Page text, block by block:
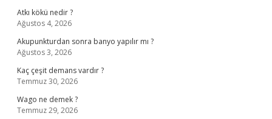
Atkı kökü nedir ?
Ağustos 4, 2026
Akupunkturdan sonra banyo yapılır mı ?
Ağustos 3, 2026
Kaç çeşit demans vardır ?
Temmuz 30, 2026
Wago ne demek ?
Temmuz 29, 2026